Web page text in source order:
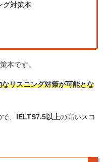
グ対策本
本です。
リスニング対策が可能とな
、 IELTS7.5以上の高いスコ